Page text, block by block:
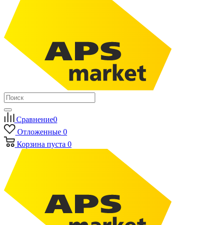
Сравнение0
Отложенные 0
Корзина пуста 0